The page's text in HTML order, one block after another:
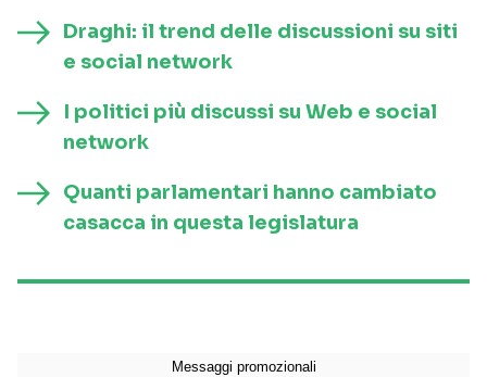
Draghi: il trend delle discussioni su siti
e social network
I politici più discussi su Web e social
network
Quanti parlamentari hanno cambiato
casacca in questa legislatura